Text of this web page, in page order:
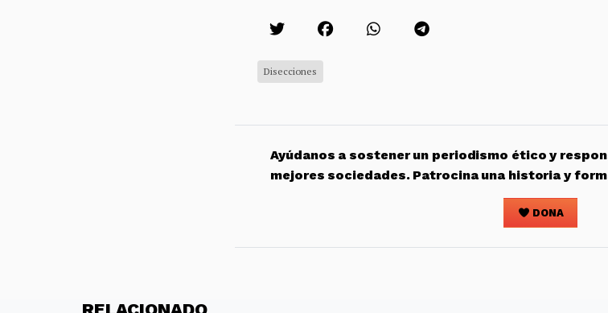
Disecciones
Ayúdanos a sostener un periodismo ético y
mejores sociedades. Patrocina una historia y
DONA